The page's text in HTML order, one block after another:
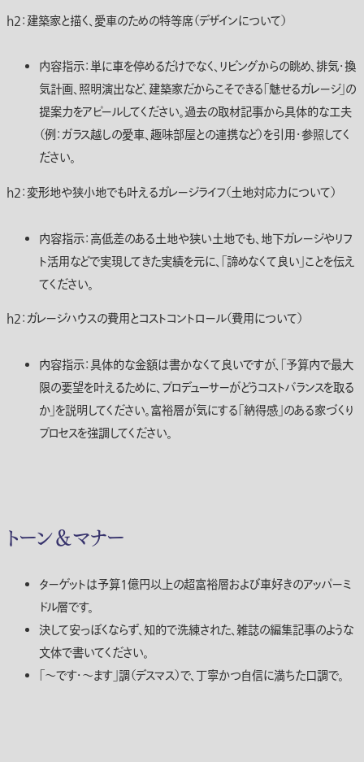
h2：建築家と描く、愛車のための特等席（デザインについて）
内容指示：単に車を停めるだけでなく、リビングからの眺め、排気・換
気計画、照明演出など、建築家だからこそできる「魅せるガレージ」の
提案力をアピールしてください。過去の取材記事から具体的な工夫
（例：ガラス越しの愛車、趣味部屋との連携など）を引用・参照してく
ださい。
h2：変形地や狭小地でも叶えるガレージライフ（土地対応力について）
内容指示：高低差のある土地や狭い土地でも、地下ガレージやリフ
ト活用などで実現してきた実績を元に、「諦めなくて良い」ことを伝え
てください。
h2：ガレージハウスの費用とコストコントロール（費用について）
内容指示：具体的な金額は書かなくて良いですが、「予算内で最大
限の要望を叶えるために、プロデューサーがどうコストバランスを取る
か」を説明してください。富裕層が気にする「納得感」のある家づくり
プロセスを強調してください。
トーン＆マナー
ターゲットは予算1億円以上の超富裕層および車好きのアッパーミ
ドル層です。
決して安っぽくならず、知的で洗練された、雑誌の編集記事のような
文体で書いてください。
「〜です・〜ます」調（デスマス）で、丁寧かつ自信に満ちた口調で。